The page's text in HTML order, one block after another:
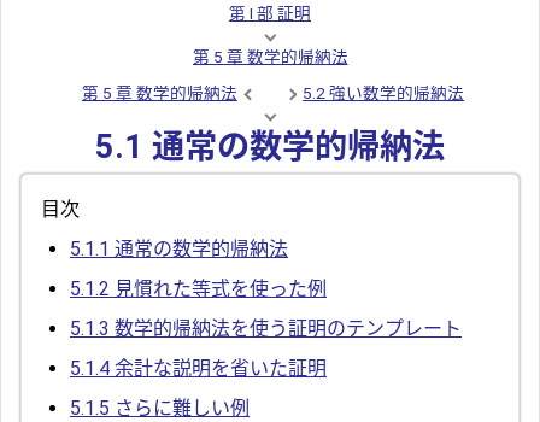
第 I 部 証明
第 5 章 数学的帰納法
第 5 章 数学的帰納法
5.2 強い数学的帰納法
5.1 通常の数学的帰納法
目次
5.1.1 通常の数学的帰納法
5.1.2 見慣れた等式を使った例
5.1.3 数学的帰納法を使う証明のテンプレート
5.1.4 余計な説明を省いた証明
5.1.5 さらに難しい例